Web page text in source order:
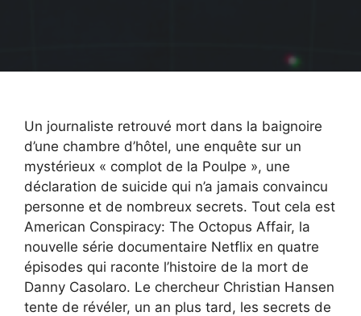
Un journaliste retrouvé mort dans la baignoire
d’une chambre d’hôtel, une enquête sur un
mystérieux « complot de la Poulpe », une
déclaration de suicide qui n’a jamais convaincu
personne et de nombreux secrets. Tout cela est
American Conspiracy: The Octopus Affair, la
nouvelle série documentaire Netflix en quatre
épisodes qui raconte l’histoire de la mort de
Danny Casolaro. Le chercheur Christian Hansen
tente de révéler, un an plus tard, les secrets de